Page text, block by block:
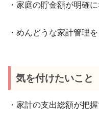
・家庭の貯金額が明確
・めんどうな家計管理
気を付けたいこと
・家計の支出総額が把